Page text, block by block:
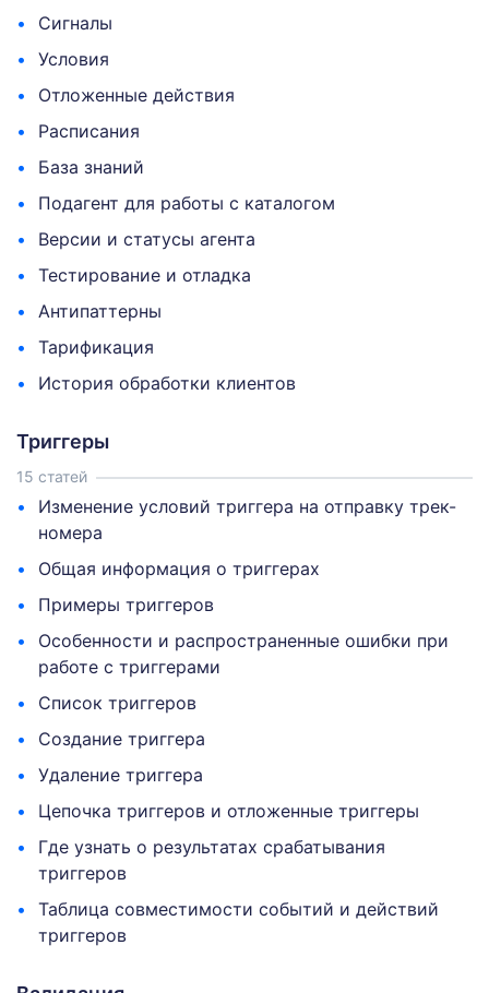
Сигналы
Условия
Отложенные действия
Расписания
База знаний
Подагент для работы с каталогом
Версии и статусы агента
Тестирование и отладка
Антипаттерны
Тарификация
История обработки клиентов
Триггеры
15 статей
Изменение условий триггера на отправку трек-
номера
Общая информация о триггерах
Примеры триггеров
Особенности и распространенные ошибки при
работе с триггерами
Список триггеров
Создание триггера
Удаление триггера
Цепочка триггеров и отложенные триггеры
Где узнать о результатах срабатывания
триггеров
Таблица совместимости событий и действий
триггеров